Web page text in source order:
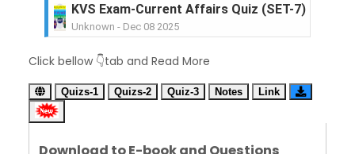
KVS Exam-Current Affairs Quiz (SET-6) in
Unknown - Dec 07 2025
Unknown- Dec 06 2025
KVS Exam-Current Affairs Quiz (SET-4) in
Unknown-Dec 05 2025
Click bellow 👇tab and Read More
Quizs-1 Quizs-2 Quiz-3 Notes Link
Download to E-book and Questions